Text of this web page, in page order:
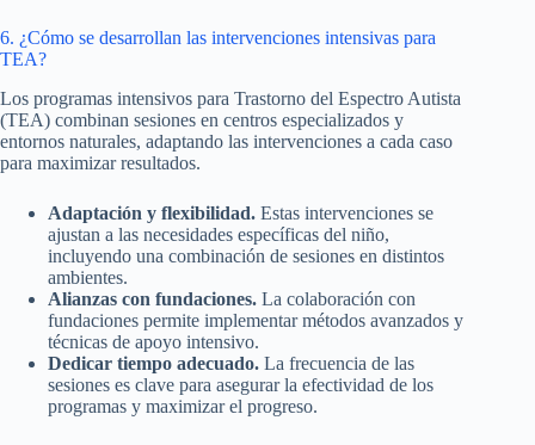
6. ¿Cómo se desarrollan las intervenciones intensivas para
TEA?
Los programas intensivos para Trastorno del Espectro Autista
(TEA) combinan sesiones en centros especializados y
entornos naturales, adaptando las intervenciones a cada caso
para maximizar resultados.
Adaptación y flexibilidad. Estas intervenciones se
ajustan a las necesidades específicas del niño,
incluyendo una combinación de sesiones en distintos
ambientes.
Alianzas con fundaciones. La colaboración con
fundaciones permite implementar métodos avanzados y
técnicas de apoyo intensivo.
Dedicar tiempo adecuado. La frecuencia de las
sesiones es clave para asegurar la efectividad de los
programas y maximizar el progreso.